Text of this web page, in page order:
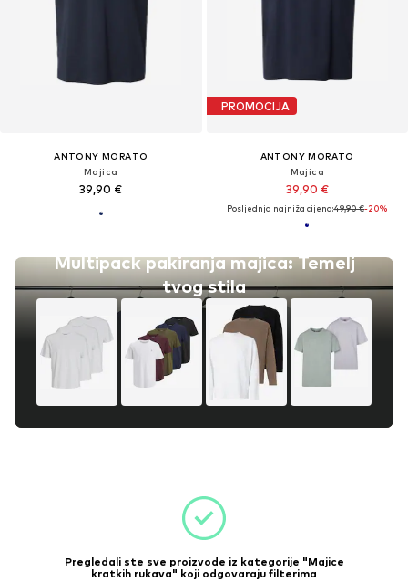
ANTONY MORATO
Majica
39,90 €
Multipack pakiranja majica: Temelj
tvog stila
PROMOCIJA
ANTONY MORATO
Majica
39,90 €
Posljednja najniža cijena:49,90 €-20%
Pregledali ste sve proizvode iz kategorije "Majice
kratkih rukava" koji odgovaraju filterima